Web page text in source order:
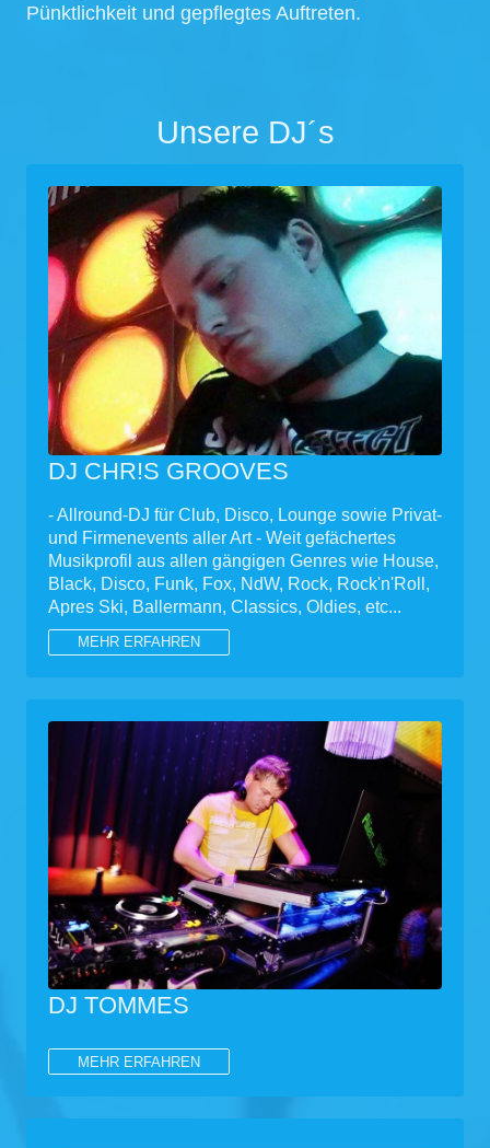
Pünktlichkeit und gepflegtes Auftreten.
Unsere DJ´s
DJ CHR!S GROOVES
- Allround-DJ für Club, Disco, Lounge sowie Privat-
und Firmenevents aller Art - Weit gefächertes
Musikprofil aus allen gängigen Genres wie House,
Black, Disco, Funk, Fox, NdW, Rock, Rock'n'Roll,
Apres Ski, Ballermann, Classics, Oldies, etc...
MEHR ERFAHREN
DJ TOMMES
MEHR ERFAHREN